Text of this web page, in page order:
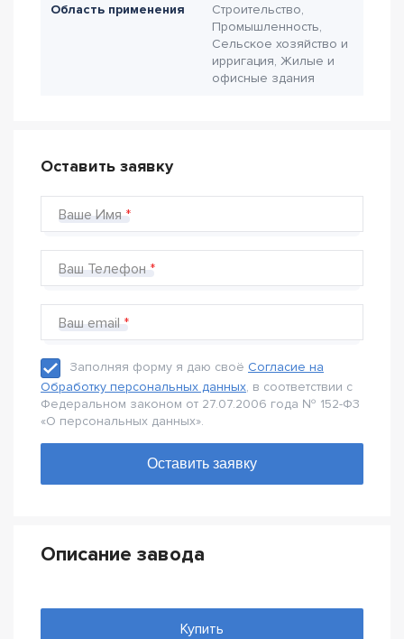
Область применения
Строительство,
Промышленность,
Сельское хозяйство и
ирригация, Жилые и
офисные здания
Оставить заявку
Ваше Имя
Ваш Телефон
Ваш email
Заполняя форму я даю своё Согласие на
Обработку персональных данных, в соответствии с
Федеральном законом от 27.07.2006 года № 152-Ф3
«О персональных данных».
Описание завода
Купить